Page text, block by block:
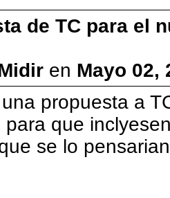
de TC para el
en Mayo 02,
propuesta a
para que
se lo